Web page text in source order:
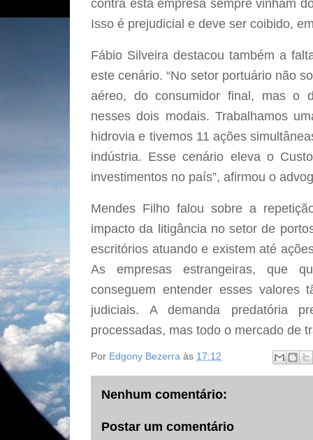
contra esta empresa sempre vinham
Isso é prejudicial e deve ser coibido,
Fábio Silveira destacou também a
este cenário. “No setor portuário não
aéreo, do consumidor final, mas o
nesses dois modais. Trabalhamos
hidrovia e tivemos 11 ações
indústria. Esse cenário eleva o
investimentos no país”, afirmou o
Mendes Filho falou sobre a
impacto da litigância no setor de
escritórios atuando e existem até
As empresas estrangeiras, que
conseguem entender esses valores
judiciais. A demanda predatória
processadas, mas todo o mercado de
Por Edgony Bezerra às 17:12
Nenhum comentário:
Postar um comentário